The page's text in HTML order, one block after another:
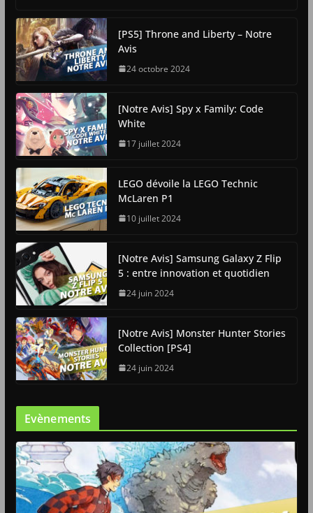
[PS5] Throne and Liberty – Notre
Avis
24 octobre 2024
[Notre Avis] Spy x Family: Code
White
17 juillet 2024
LEGO dévoile la LEGO Technic
McLaren P1
10 juillet 2024
[Notre Avis] Samsung Galaxy Z Flip
5 : entre innovation et quotidien
24 juin 2024
[Notre Avis] Monster Hunter Stories
Collection [PS4]
24 juin 2024
Evènements